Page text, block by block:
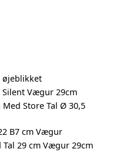
Silent Vægur 29cm
Store Tal Ø 30,5
B7 cm Vægur
29 cm Vægur 29cm